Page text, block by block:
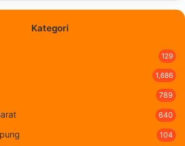
Kategori
129
1,686
789
640
104